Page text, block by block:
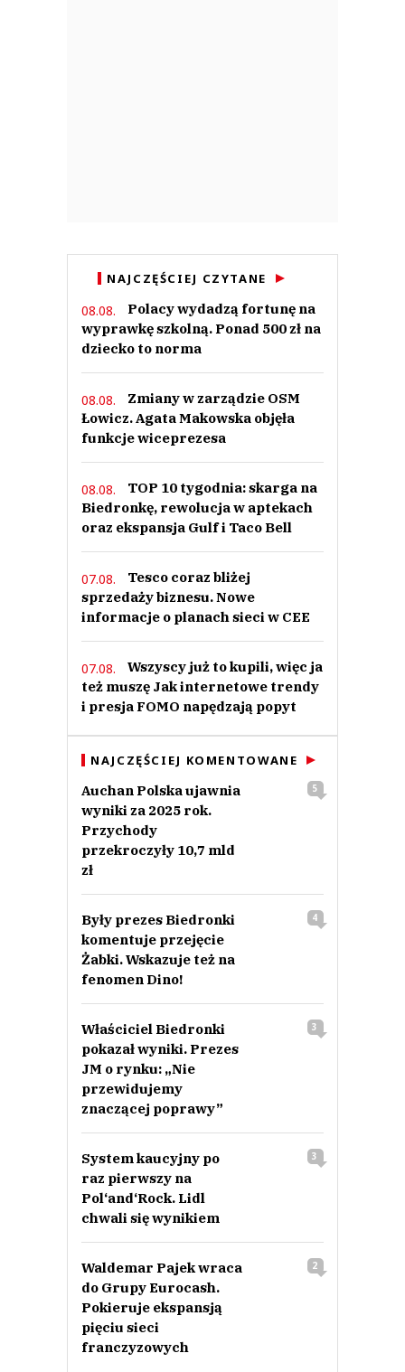
NAJCZĘŚCIEJ CZYTANE
08.08.
Polacy wydadzą fortunę na
wyprawkę szkolną. Ponad 500 zł na
dziecko to norma
08.08.
Zmiany w zarządzie OSM
Łowicz. Agata Makowska objęła
funkcje wiceprezesa
08.08.
TOP 10 tygodnia: skarga na
Biedronkę, rewolucja w aptekach
oraz ekspansja Gulf i Taco Bell
07.08.
Tesco coraz bliżej
sprzedaży biznesu. Nowe
informacje o planach sieci w CEE
07.08.
Wszyscy już to kupili, więc ja
też muszę Jak internetowe trendy
i presja FOMO napędzają popyt
NAJCZĘŚCIEJ KOMENTOWANE
Auchan Polska ujawnia
wyniki za 2025 rok.
Przychody
przekroczyły 10,7 mld
zł
5
Były prezes Biedronki
komentuje przejęcie
Żabki. Wskazuje też na
fenomen Dino!
4
Właściciel Biedronki
pokazał wyniki. Prezes
JM o rynku: „Nie
przewidujemy
znaczącej poprawy”
3
System kaucyjny po
raz pierwszy na
Pol‘and‘Rock. Lidl
chwali się wynikiem
3
Waldemar Pajek wraca
do Grupy Eurocash.
Pokieruje ekspansją
pięciu sieci
franczyzowych
2